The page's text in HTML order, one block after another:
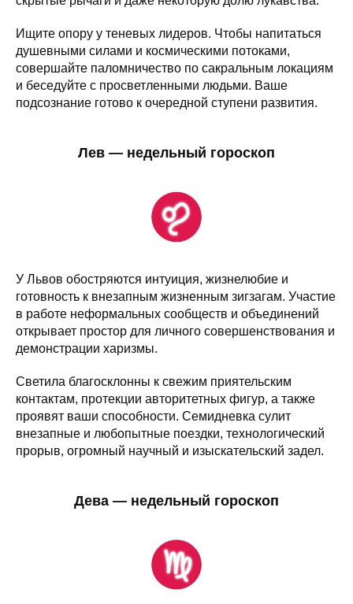
Ищите опору у теневых лидеров. Чтобы напитаться
душевными силами и космическими потоками,
совершайте паломничество по сакральным локациям
и беседуйте с просветленными людьми. Ваше
подсознание готово к очередной ступени развития.
Лев — недельный гороскоп
У Львов обостряются интуиция, жизнелюбие и
готовность к внезапным жизненным зигзагам. Участие
в работе неформальных сообществ и объединений
открывает простор для личного совершенствования и
демонстрации харизмы.
Светила благосклонны к свежим приятельским
контактам, протекции авторитетных фигур, а также
проявят ваши способности. Семидневка сулит
внезапные и любопытные поездки, технологический
прорыв, огромный научный и изыскательский задел.
Дева — недельный гороскоп